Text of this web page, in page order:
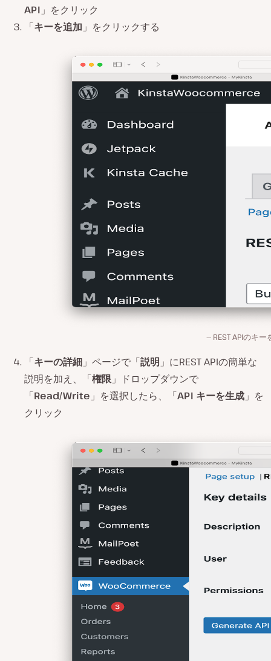
API 」をクリック
「キーを追加 」をクリックする
REST APIのキー
「キーの詳細 」ページで「説明 」にREST APIの簡単な
説明を加え、「権限 」ドロップダウンで
「Read/Write 」を選択したら、「API キーを生成 」を
クリック